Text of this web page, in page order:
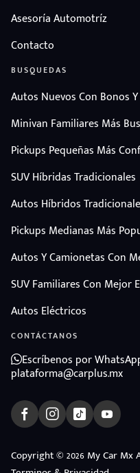
Asesoría Automotríz
Contacto
BUSQUEDAS
Autos Nuevos Con Bonos
Minivan Familiares Más
Pickups Pequeñas Más
SUV Híbridas Tradicionales
Autos Híbridos
Pickups Medianas Más
Autos Y Camionetas Con
SUV Familiares Con Mejor
Autos Eléctricos
CONTÁCTANOS
Escríbenos por
plataforma@carplus.mx
Copyright © 2026 My Car Mx